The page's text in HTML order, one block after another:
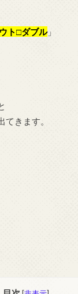
ト□ダブル」
てきます。